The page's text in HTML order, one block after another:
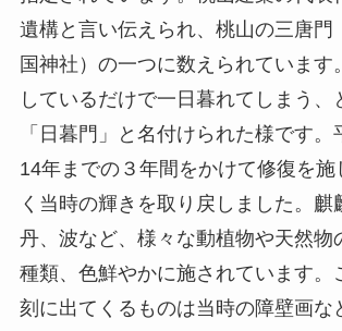
遺構と言い伝えられ、桃山の三唐門
国神社）の一つに数えられています
しているだけで一日暮れてしまう、
「日暮門」と名付けられた様です。
14年までの３年間をかけて修復を施
く当時の輝きを取り戻しました。麒
丹、波など、様々な動植物や天然物
種類、色鮮やかに施されています。
刻に出てくるものは当時の障壁画な